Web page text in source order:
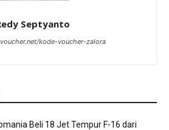
Septyanto
kode-voucher-zalora
Beli 18 Jet Tempur F-16 dari